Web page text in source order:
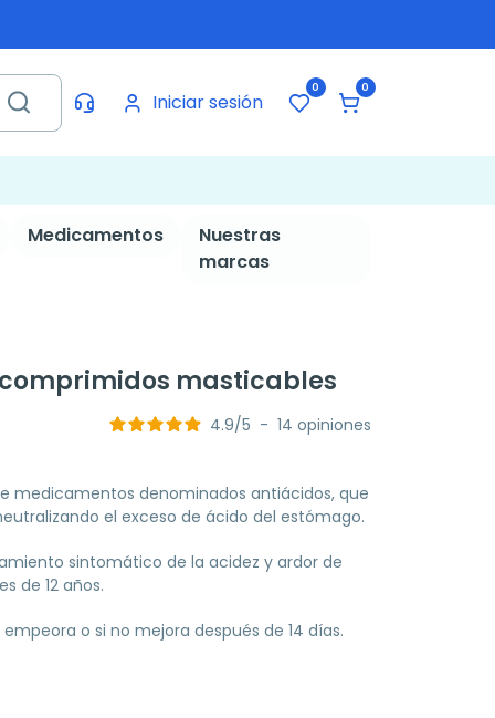
Iniciar sesión
0 0
Medicamentos
Nuestras
marcas
masticables
4.9/5 - 14 opiniones
medicamentos denominados antiácidos, que
el exceso de ácido del estómago.
sintomático de la acidez y ardor de
de 12 años.
o si no mejora después de 14 días.